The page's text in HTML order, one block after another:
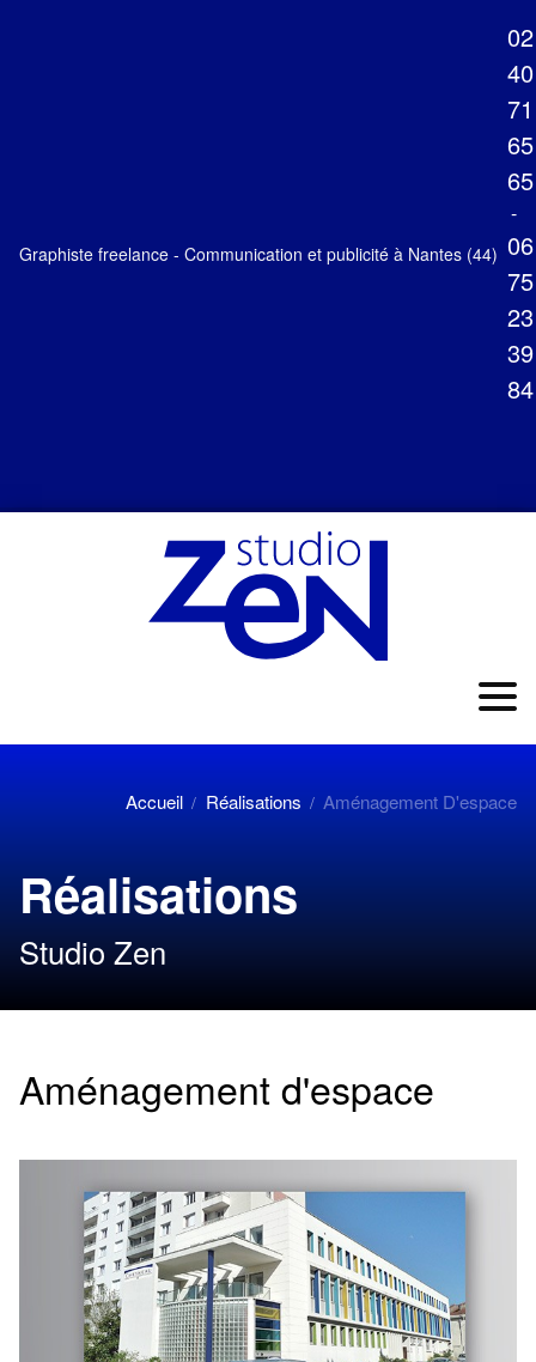
Graphiste freelance - Communication et publicité à Nantes (44)
02
40
71
65
65
-
06
75
23
39
84
Accueil / Réalisations / Aménagement D'espace
Réalisations
Studio Zen
Aménagement d'espace